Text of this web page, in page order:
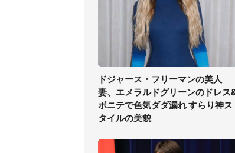
ドジャース・フリーマンの美人
妻、エメラルドグリーンのドレス
ポニテで色気ダダ漏れ すらり神ス
タイルの美貌